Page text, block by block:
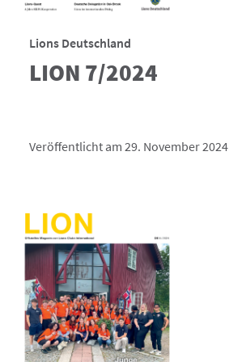
Lions Deutschland
LION 7/2024
Veröffentlicht am 29. November 2024